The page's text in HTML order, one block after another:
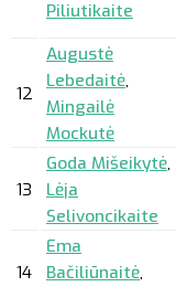
Piliutikaite
12
Augustė
Lebedaitė,
Mingailė
Mockutė
13
Goda Mišeikytė,
Lėja
Selivoncikaite
14
Ema
Bačiliūnaitė,